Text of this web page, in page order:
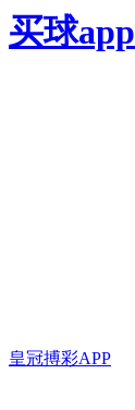
买球app
皇冠搏彩APP